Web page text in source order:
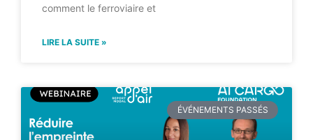
comment le ferroviaire et
LIRE LA SUITE »
ÉVÉNEMENTS PASSÉS